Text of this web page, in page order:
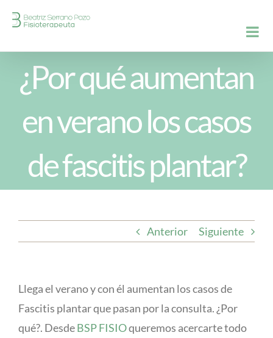
Saltar
contenido
¿Por qué aumentan
en verano los casos
de fascitis plantar?
Anterior Siguiente
Llega el verano y con él aumentan los casos de
Fascitis plantar que pasan por la consulta. ¿Por
qué?. DesdeBSP FISIOqueremos acercarte todo